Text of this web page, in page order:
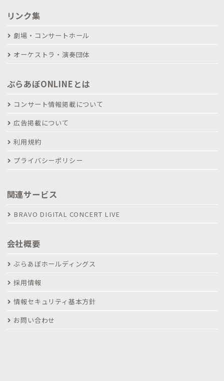
リンク集
劇場・コンサートホール
オーケストラ・演奏団体
ぶらあぼONLINEとは
コンサート情報掲載について
広告掲載について
利用規約
プライバシーポリシー
関連サービス
BRAVO DIGITAL CONCERT LIVE
会社概要
ぶらあぼホールディングス
採用情報
情報セキュリティ基本方針
お問い合わせ